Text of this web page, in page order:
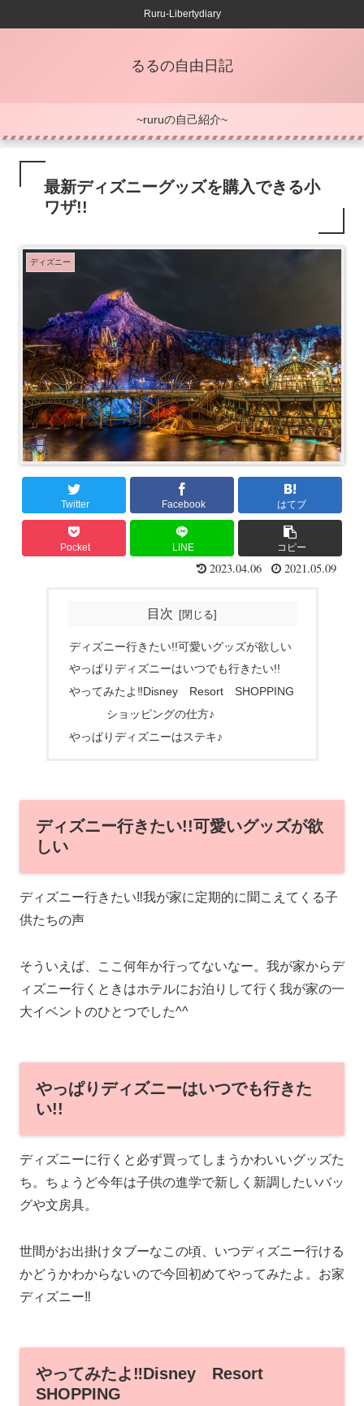
Ruru-Libertydiary
るるの自由日記
~ruruの自己紹介~
最新ディズニーグッズを購入できる小
ワザ!!
ディズニー
Twitter Facebook はてブ
Pocket LINE コピー
2023.04.06 2021.05.09
目次
ディズニー行きたい!!可愛いグッズが欲しい
やっぱりディズニーはいつでも行きたい!!
やってみたよ‼Disney Resort SHOPPING
ショッピングの仕方♪
やっぱりディズニーはステキ♪
ディズニー行きたい!!可愛いグッズが欲
しい
ディズニー行きたい‼我が家に定期的に聞こえてくる子
供たちの声
そういえば、ここ何年か行ってないなー。我が家からデ
ィズニー行くときはホテルにお泊りして行く我が家の一
大イベントのひとつでした^^
やっぱりディズニーはいつでも行きた
い!!
ディズニーに行くと必ず買ってしまうかわいいグッズた
ち。ちょうど今年は子供の進学で新しく新調したいバッ
グや文房具。
世間がお出掛けタブーなこの頃、いつディズニー行ける
かどうかわからないので今回初めてやってみたよ。お家
ディズニー‼
やってみたよ‼Disney Resort
SHOPPING